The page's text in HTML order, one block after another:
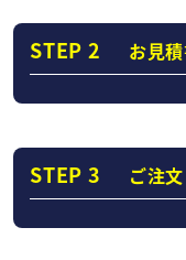
STEP 2 お見
STEP 3 ご注文